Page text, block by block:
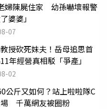
婦陳屍住家 幼孫嚇壞報警
婆婆」
07
授砍死妹夫！岳母追思首
年經營真相駁「爭產」
02
公斤又如何？站上啦啦隊C
千萬網友被圈粉